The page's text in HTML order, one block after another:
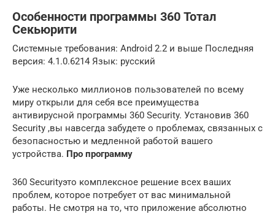
Особенности программы 360 Тотал
Секьюрити
Системные требования: Android 2.2 и выше Последняя
версия: 4.1.0.6214 Язык: русский
Уже несколько миллионов пользователей по всему
миру открыли для себя все преимущества
антивирусной программы 360 Security. Установив 360
Security ,вы навсегда забудете о проблемах, связанных с
безопасностью и медленной работой вашего
устройства. Про программу
360 Securityэто комплексное решение всех ваших
проблем, которое потребует от вас минимальной
работы. Не смотря на то, что приложение абсолютно